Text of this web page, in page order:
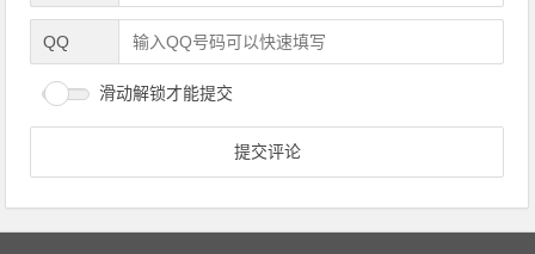
QQ
滑动解锁才能提交